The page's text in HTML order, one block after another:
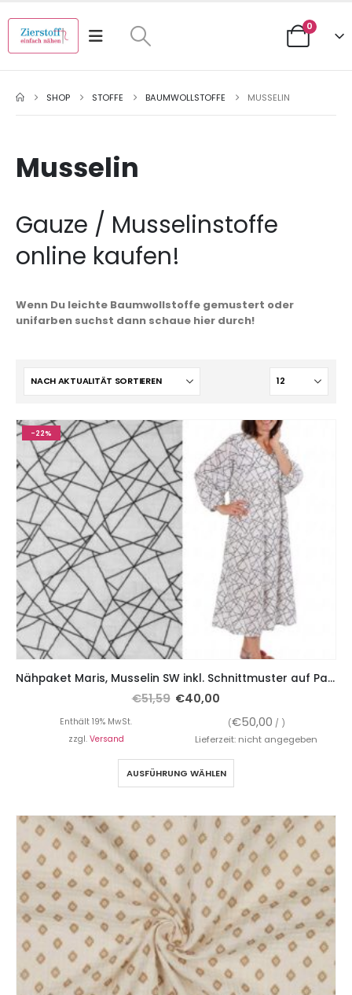
0
SHOP STOFFE BAUMWOLLSTOFFE MUSSELIN
Musselin
Gauze / Musselinstoffe
online kaufen!
Wenn Du leichte Baumwollstoffe gemustert oder
unifarben suchst dann schaue hier durch!
-22%
Nähpaket Maris, Musselin SW inkl. Schnittmuster auf Papier
€51,59 €40,00
Enthält 19% MwSt. (€50,00 / )
zzgl. Versand Lieferzeit: nicht angegeben
AUSFÜHRUNG WÄHLEN